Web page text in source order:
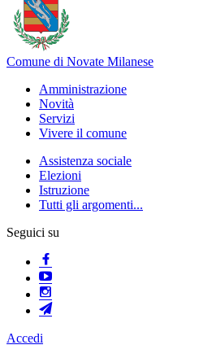
Comune di Novate Milanese
Amministrazione
Novità
Servizi
Vivere il comune
Assistenza sociale
Elezioni
Istruzione
Tutti gli argomenti...
Seguici su
Accedi